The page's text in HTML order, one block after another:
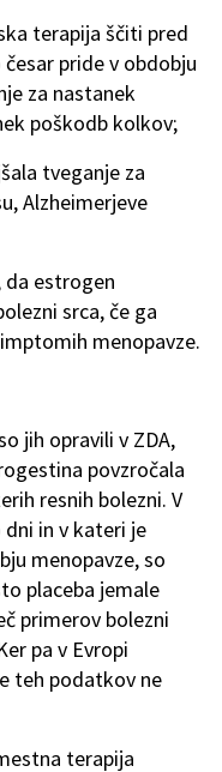
terapija ščiti pred
pride v obdobju
za nastanek
poškodb kolkov;
tveganje za
Alzheimerjeve
da estrogen
srca, če ga
menopavze.
jih opravili v ZDA,
povzročala
resnih bolezni. V
in v kateri je
menopavze, so
placeba jemale
primerov bolezni
pa v Evropi
teh podatkov ne
terapija